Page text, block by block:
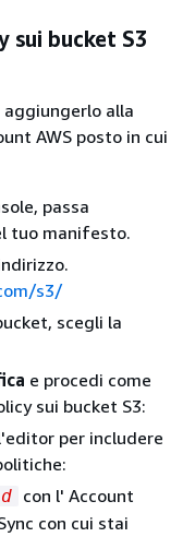
sui bucket S3
aggiungerlo alla
AWS posto in cui
passa
tuo manifesto.
s3/
scegli la
e procedi come
sui bucket S3:
per includere
con l' Account
con cui stai